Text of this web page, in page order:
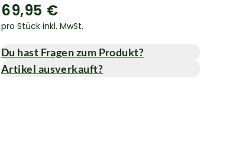
69,95 €
pro Stück inkl. MwSt.
Du hast Fragen zum Produkt?
Artikel ausverkauft?